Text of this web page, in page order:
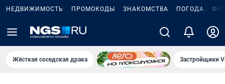
НЕДВИЖИМОСТЬ ПРОМОКОДЫ ЗНАКОМСТВА ПОГОДА
Жёсткая соседская драка Застройщики